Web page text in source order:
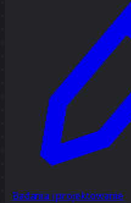
Badania i projektowanie